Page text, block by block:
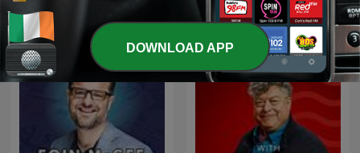
DOWNLOAD APP